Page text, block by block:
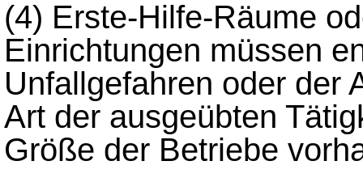
(4) Erste-Hilfe-Räume
Einrichtungen müssen
Unfallgefahren oder der
Art der ausgeübten
Größe der Betriebe